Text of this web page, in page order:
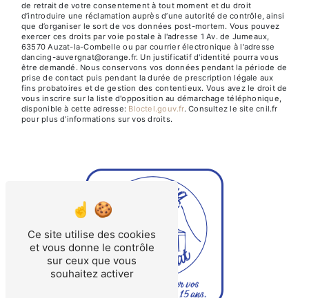
de retrait de votre consentement à tout moment et du droit
d’introduire une réclamation auprès d’une autorité de contrôle, ainsi
que d’organiser le sort de vos données post-mortem. Vous pouvez
exercer ces droits par voie postale à l'adresse 1 Av. de Jumeaux,
63570 Auzat-la-Combelle ou par courrier électronique à l'adresse
dancing-auvergnat@orange.fr. Un justificatif d'identité pourra vous
être demandé. Nous conservons vos données pendant la période de
prise de contact puis pendant la durée de prescription légale aux
fins probatoires et de gestion des contentieux. Vous avez le droit de
vous inscrire sur la liste d'opposition au démarchage téléphonique,
disponible à cette adresse:
Bloctel.gouv.fr. Consultez le site cnil.fr
pour plus d’informations sur vos droits.
Ce site utilise des cookies
et vous donne le contrôle
sur ceux que vous
souhaitez activer